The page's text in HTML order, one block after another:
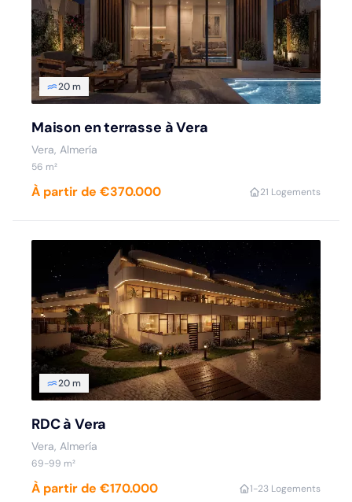
20 m
Maison en terrasse à Vera
Vera, Almería
56 m²
À partir de €370.000 21 Logements
20 m
RDC à Vera
Vera, Almería
69-99 m²
À partir de €170.000 1-23 Logements